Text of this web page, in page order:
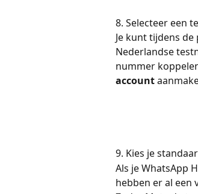
8. Selecteer een
Je kunt tijdens
Nederlandse
nummer
account
9. Kies je
Als je WhatsApp
hebben er al een